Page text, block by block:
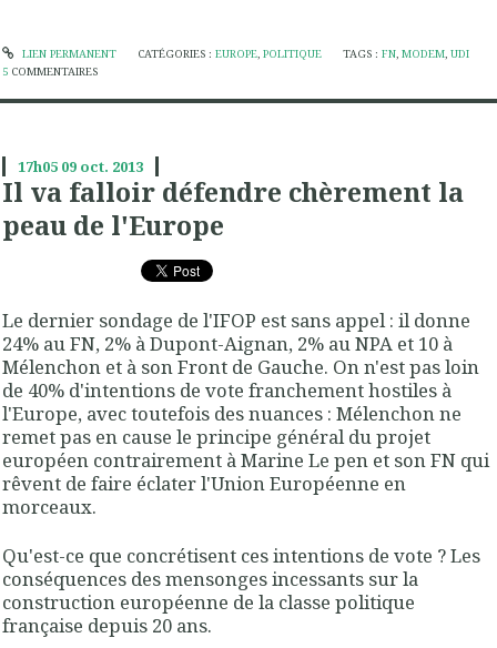
LIEN PERMANENT CATÉGORIES : EUROPE, POLITIQUE TAGS :FN,MODEM,UDI
5 COMMENTAIRES
17h05 09 oct. 2013
Il va falloir défendre chèrement la
peau de l'Europe
Le dernier sondage de l'IFOP est sans appel : il donne
24% au FN, 2% à Dupont-Aignan, 2% au NPA et 10 à
Mélenchon et à son Front de Gauche. On n'est pas loin
de 40% d'intentions de vote franchement hostiles à
l'Europe, avec toutefois des nuances : Mélenchon ne
remet pas en cause le principe général du projet
européen contrairement à Marine Le pen et son FN qui
rêvent de faire éclater l'Union Européenne en
morceaux.
Qu'est-ce que concrétisent ces intentions de vote ? Les
conséquences des mensonges incessants sur la
construction européenne de la classe politique
française depuis 20 ans.